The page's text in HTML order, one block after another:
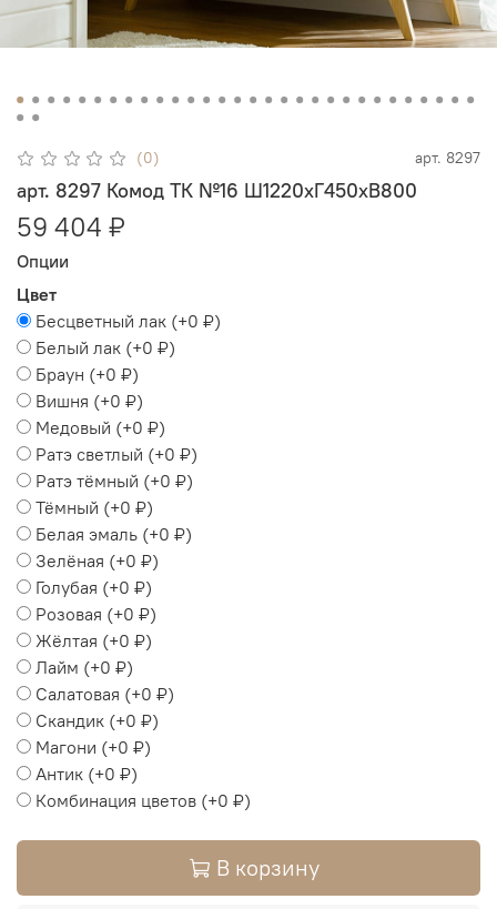
(0) арт. 8297
арт. 8297 Комод ТК №16 Ш1220хГ450хВ800
59 404 ₽
Опции
Цвет
Бесцветный лак (+0 ₽)
Белый лак (+0 ₽)
Браун (+0 ₽)
Вишня (+0 ₽)
Медовый (+0 ₽)
Ратэ светлый (+0 ₽)
Ратэ тёмный (+0 ₽)
Тёмный (+0 ₽)
Белая эмаль (+0 ₽)
Зелёная (+0 ₽)
Голубая (+0 ₽)
Розовая (+0 ₽)
Жёлтая (+0 ₽)
Лайм (+0 ₽)
Салатовая (+0 ₽)
Скандик (+0 ₽)
Магони (+0 ₽)
Антик (+0 ₽)
Комбинация цветов (+0 ₽)
В корзину